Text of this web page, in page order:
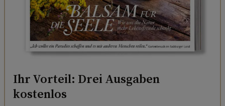
Ihr Vorteil: Drei Ausgaben
kostenlos